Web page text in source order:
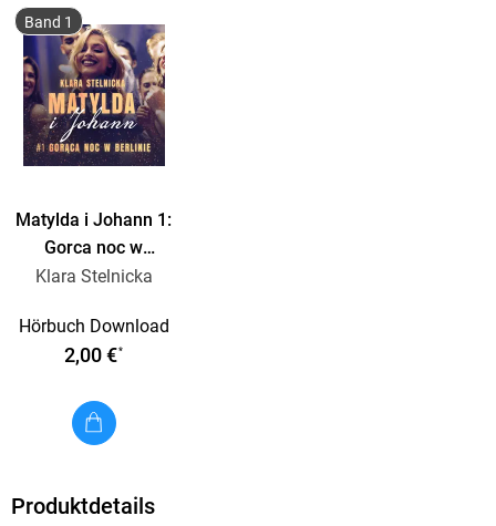
Czy odnajdzie w niej now siebie i now mi o ?
Band 1
Matylda i Johann 1:
Gorca noc w
Berlinie
erotyczne
Klara Stelnicka
Hörbuch Download
2,00 €*
Produktdetails